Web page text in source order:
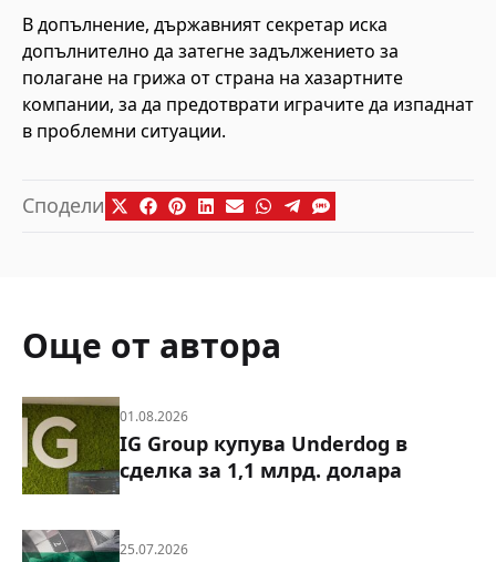
В допълнение, държавният секретар иска
допълнително да затегне задължението за
полагане на грижа от страна на хазартните
компании, за да предотврати играчите да изпаднат
в проблемни ситуации.
Сподели
Още от автора
01.08.2026
IG Group купува Underdog в
сделка за 1,1 млрд. долара
25.07.2026